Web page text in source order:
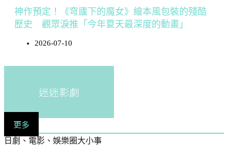
神作預定！《穹廬下的魔女》繪本風包裝的殘酷
歷史 觀眾淚推「今年夏天最深度的動畫」
2026-07-10
迷迷影劇
更多
日劇、電影、娛樂圈大小事